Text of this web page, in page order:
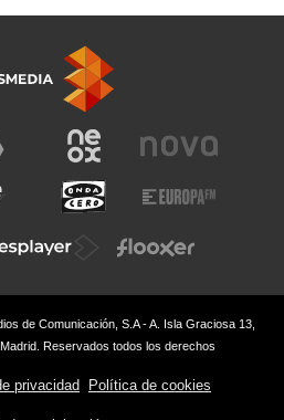
de Comunicación, S.A - A. Isla Graciosa 13,
Reservados todos los derechos
privacidad Política de cookies